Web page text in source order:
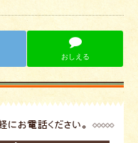
おしえる